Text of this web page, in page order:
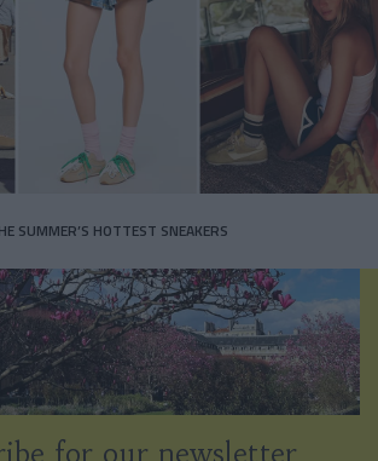
SUMMER’S HOTTEST SNEAKERS
for our newsletter